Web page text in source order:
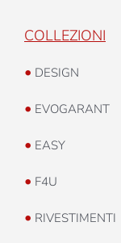
COLLEZIONI
• DESIGN
• EVOGARANT
• EASY
• F4U
• RIVESTIMENTI